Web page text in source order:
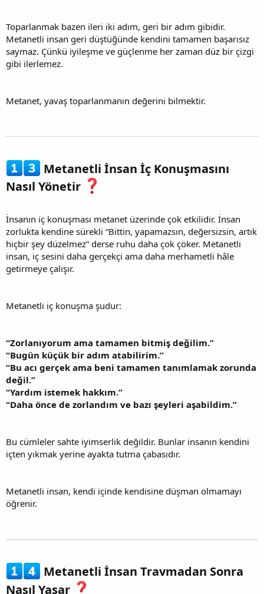
Toparlanmak bazen ileri iki adım, geri bir adım gibidir.
Metanetli insan geri düştüğünde kendini tamamen başarısız
saymaz. Çünkü iyileşme ve güçlenme her zaman düz bir çizgi
gibi ilerlemez.
Metanet, yavaş toparlanmanın değerini bilmektir.
Metanetli İnsan İç Konuşmasını
Nasıl Yönetir
İnsanın iç konuşması metanet üzerinde çok etkilidir. İnsan
zorlukta kendine sürekli “Bittin, yapamazsın, değersizsin, artık
hiçbir şey düzelmez” derse ruhu daha çok çöker. Metanetli
insan, iç sesini daha gerçekçi ama daha merhametli hâle
getirmeye çalışır.
Metanetli iç konuşma şudur:
“Zorlanıyorum ama tamamen bitmiş değilim.”
“Bugün küçük bir adım atabilirim.”
“Bu acı gerçek ama beni tamamen tanımlamak zorunda
değil.”
“Yardım istemek hakkım.”
“Daha önce de zorlandım ve bazı şeyleri aşabildim.”
Bu cümleler sahte iyimserlik değildir. Bunlar insanın kendini
içten yıkmak yerine ayakta tutma çabasıdır.
Metanetli insan, kendi içinde kendisine düşman olmamayı
öğrenir.
Metanetli İnsan Travmadan Sonra
Nasıl Yaşar